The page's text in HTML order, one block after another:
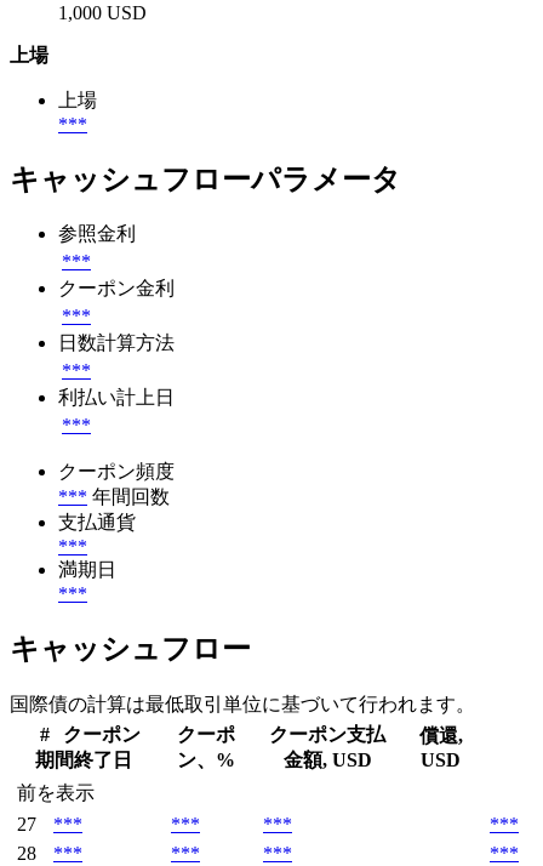
1,000 USD
上場
上場
***
キャッシュフローパラメータ
参照金利
***
クーポン金利
***
日数計算方法
***
利払い計上日
***
クーポン頻度
*** 年間回数
支払通貨
***
満期日
***
キャッシュフロー
国際債の計算は最低取引単位に基づいて行われます。
#
クーポン
期間終了日
クーポ
ン、%
クーポン支払
金額, USD
償還,
USD
前を表示
27
*** *** ***
***
28
*** *** ***
***